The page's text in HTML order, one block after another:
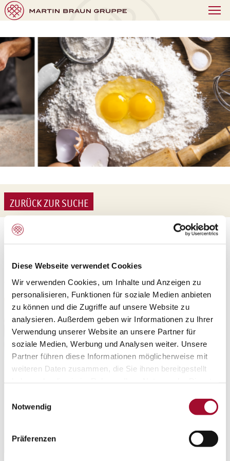
Diese Webseite verwendet Cookies
Wir verwenden Cookies, um Inhalte und Anzeigen zu
personalisieren, Funktionen für soziale Medien anbieten
zu können und die Zugriffe auf unsere Website zu
analysieren. Außerdem geben wir Informationen zu Ihrer
Verwendung unserer Website an unsere Partner für
soziale Medien, Werbung und Analysen weiter. Unsere
Partner führen diese Informationen möglicherweise mit
weiteren Daten zusammen, die Sie ihnen bereitgestellt
Notwendig
Präferenzen
ZURÜCK ZUR SUCHE
Dessert Kreationen